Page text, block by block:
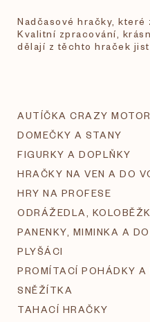
Nadčasové hračky, které
Kvalitní zpracování,
dělají z těchto hraček
AUTÍČKA CRAZY
DOMEČKY A STANY
FIGURKY A DOPLŇKY
HRAČKY NA VEN A DO
HRY NA PROFESE
ODRÁŽEDLA,
PANENKY, MIMINKA A
PLYŠÁCI
PROMÍTACÍ POHÁDKY A
SNĚŽÍTKA
TAHACÍ HRAČKY